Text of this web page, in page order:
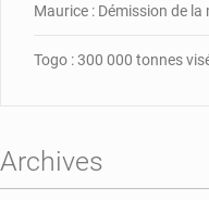
Maurice : Démission de
Togo : 300 000 tonnes
Archives